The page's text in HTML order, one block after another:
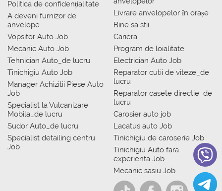
Politica de confidențialitate
A deveni furnizor de
anvelope
Vopsitor Auto Job
Mecanic Auto Job
Tehnician Auto_de lucru
Tinichigiu Auto Job
Manager Achizitii Piese Auto
Job
Specialist la Vulcanizare
Mobila_de lucru
Sudor Auto_de lucru
Specialist detailing centru
Job
Livrare anvelopelor în orașe
Bine sa stii
Cariera
Program de loialitate
Electrician Auto Job
Reparator cutii de viteze_de
lucru
Reparator casete directie_de
lucru
Carosier auto job
Lacatus auto Job
Tinichigiu de caroserie Job
Tinichigiu Auto fara
experienta Job
Mecanic sasiu Job